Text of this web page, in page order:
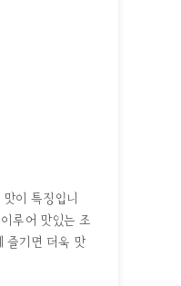
이 특징입니
루어 맛있는 조
즐기면 더욱 맛